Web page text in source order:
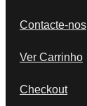
Contacte-nos
Ver Carrinho
Checkout